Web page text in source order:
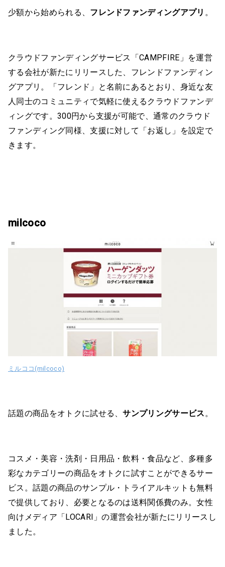
少額から始められる、 フレンドファンディングアプリ 。
クラウドファンディングサービス「CAMPFIRE」を運営
する会社が新たにリリースした、フレンドファンディン
グアプリ。「フレンド」と名前にあるとおり、身近な友
人同士のコミュニティで気軽に使えるクラウドファンデ
ィングです。300円から支援が可能で、通常のクラウド
ファンディング同様、支援に対して「お返し」を設定で
きます。
milcoco
ミルココ(milcoco)
話題の商品をオトクに試せる、サンプリングサービス。
コスメ・美容・洗剤・日用品・飲料・食品など、多種多
彩なカテゴリーの商品をオトクに試すことができるサー
ビス。話題の商品のサンプル・トライアルキットも無料
で提供しており、必要となるのは送料関係費のみ。女性
向けメディア「LOCARI」の運営会社が新たにリリースし
ました。